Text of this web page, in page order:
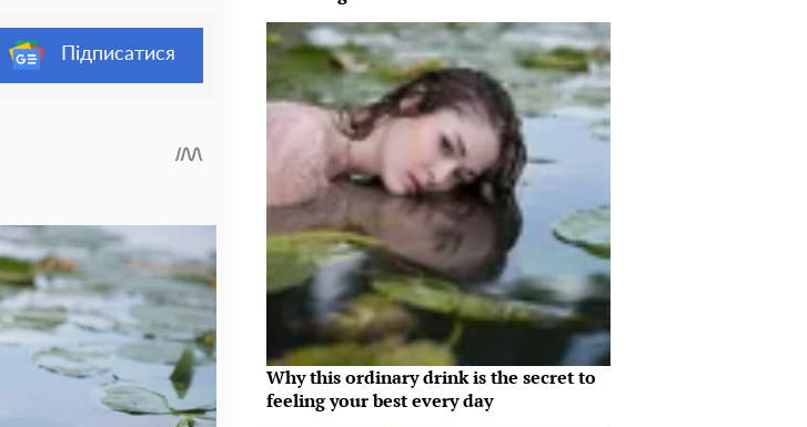
Підписатися
Why this ordinary drink is the secret to
feeling your best every day